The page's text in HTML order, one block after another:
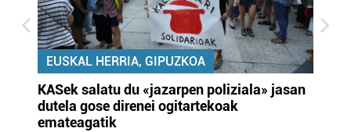
EUSKAL HERRIA, GIPUZKOA
KASek salatu du «jazarpen poliziala» jasan
dutela gose direnei ogitartekoak
emateagatik